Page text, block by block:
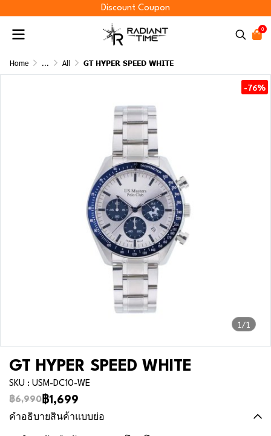
Discount Coupon
0
Home ... All GT HYPER SPEED WHITE
1/1
-76%
GT HYPER SPEED WHITE
SKU : USM-DC10-WE
฿6,990 ฿1,699
คำอธิบายสินค้าแบบย่อ